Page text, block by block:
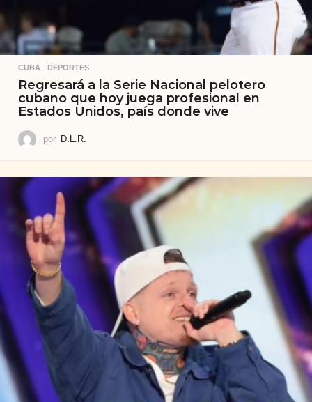
CUBA ,DEPORTES
Regresará a la Serie Nacional pelotero
cubano que hoy juega profesional en
Estados Unidos, país donde vive
por D.L.R.